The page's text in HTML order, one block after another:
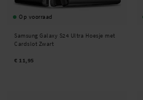
Op voorraad
Samsung Galaxy S24 Ultra Hoesje met
Cardslot Zwart
€ 11,95